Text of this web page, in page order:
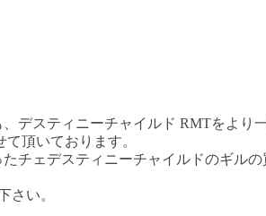
デスティニーチャイルド RMTをより
頂いております。
チェ デスティニーチャイルドのギルの
さい。